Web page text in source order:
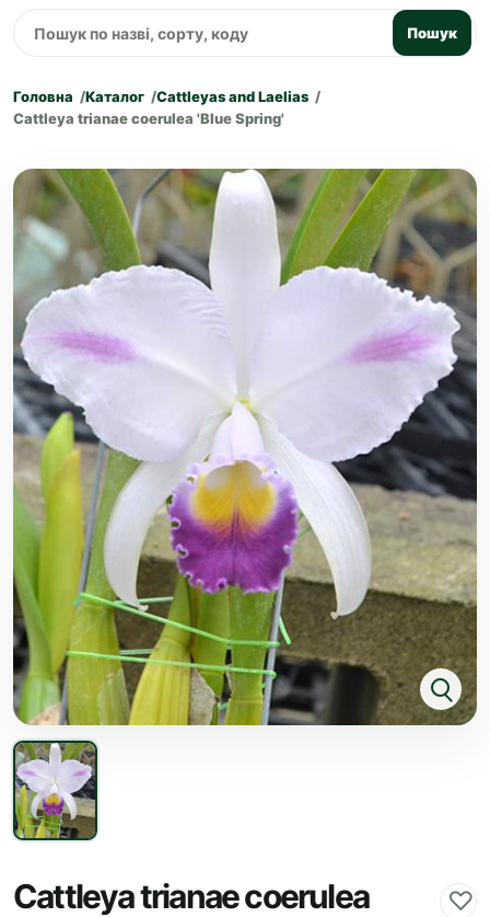
Пошук
Головна Каталог
Cattleyas and Laelias
Cattleya trianae coerulea 'Blue Spring'
Cattleya trianae coerulea
♡